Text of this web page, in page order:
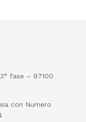
fase – 97100
con Numero